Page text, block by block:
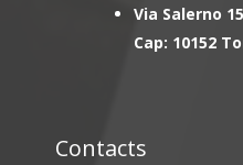
Via Salerno
Cap: 10152
Contacts